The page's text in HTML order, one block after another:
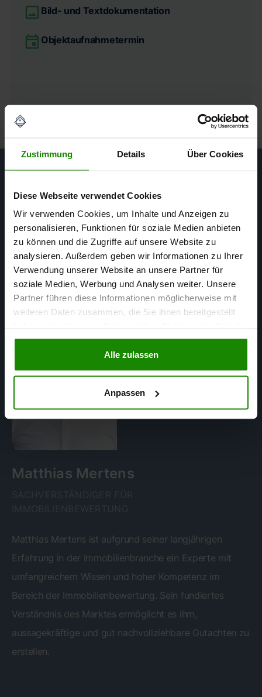
Zustimmung Details Über Cookies
Diese Webseite verwendet Cookies
Wir verwenden Cookies, um Inhalte und Anzeigen zu
personalisieren, Funktionen für soziale Medien anbieten
zu können und die Zugriffe auf unsere Website zu
analysieren. Außerdem geben wir Informationen zu Ihrer
Verwendung unserer Website an unsere Partner für
soziale Medien, Werbung und Analysen weiter. Unsere
Partner führen diese Informationen möglicherweise mit
weiteren Daten zusammen, die Sie ihnen bereitgestellt
gesammelt haben.
Alle zulassen
Anpassen
Bild- und Textdokumentation
Objektaufnahmetermin
Ihr Gutachterteam
in Düsseldorf
Matthias Mertens
Matthias Mertens ist aufgrund seiner langjährigen
Erfahrung in der Immobilienbranche ein Experte mit
umfangreichem Wissen und hoher Kompetenz im
Bereich der Immobilienbewertung. Sein fundiertes
Verständnis des Marktes ermöglicht es ihm,
aussagekräftige und gut nachvollziehbare Gutachten zu
erstellen.